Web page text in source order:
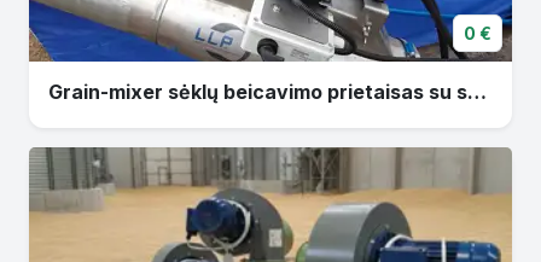
0 €
Grain-mixer sėklų beicavimo prietaisas su sneku